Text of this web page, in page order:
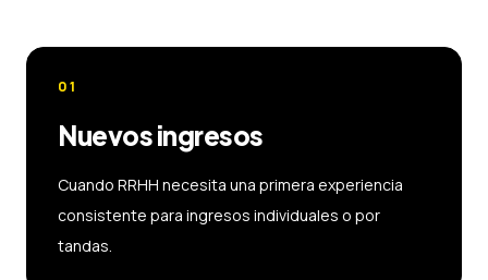
01
Nuevos ingresos
Cuando RRHH necesita una primera experiencia
consistente para ingresos individuales o por
tandas.